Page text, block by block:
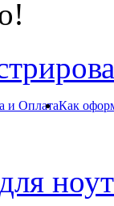
и ОплатаКак